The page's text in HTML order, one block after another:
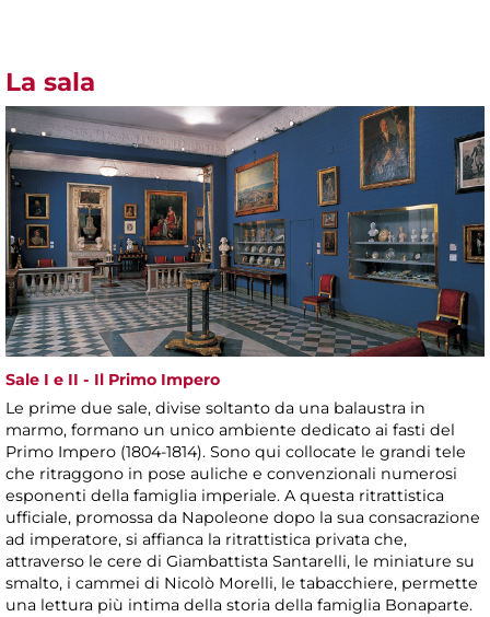
La sala
Sale I e II - Il Primo Impero
Le prime due sale, divise soltanto da una balaustra in
marmo, formano un unico ambiente dedicato ai fasti del
Primo Impero (1804-1814). Sono qui collocate le grandi tele
che ritraggono in pose auliche e convenzionali numerosi
esponenti della famiglia imperiale. A questa ritrattistica
ufficiale, promossa da Napoleone dopo la sua consacrazione
ad imperatore, si affianca la ritrattistica privata che,
attraverso le cere di Giambattista Santarelli, le miniature su
smalto, i cammei di Nicolò Morelli, le tabacchiere, permette
una lettura più intima della storia della famiglia Bonaparte.